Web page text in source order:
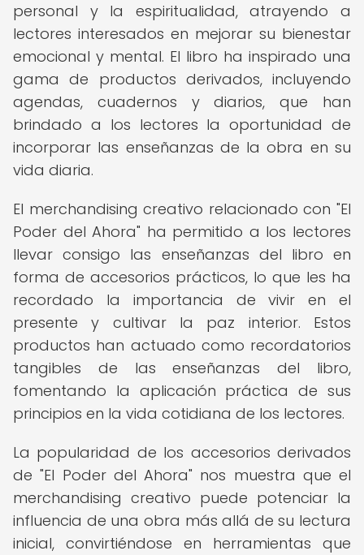
personal y la espiritualidad, atrayendo a
lectores interesados en mejorar su bienestar
emocional y mental. El libro ha inspirado una
gama de productos derivados, incluyendo
agendas, cuadernos y diarios, que han
brindado a los lectores la oportunidad de
incorporar las enseñanzas de la obra en su
vida diaria.
El merchandising creativo relacionado con "El
Poder del Ahora" ha permitido a los lectores
llevar consigo las enseñanzas del libro en
forma de accesorios prácticos, lo que les ha
recordado la importancia de vivir en el
presente y cultivar la paz interior. Estos
productos han actuado como recordatorios
tangibles de las enseñanzas del libro,
fomentando la aplicación práctica de sus
principios en la vida cotidiana de los lectores.
La popularidad de los accesorios derivados
de "El Poder del Ahora" nos muestra que el
merchandising creativo puede potenciar la
influencia de una obra más allá de su lectura
inicial, convirtiéndose en herramientas que